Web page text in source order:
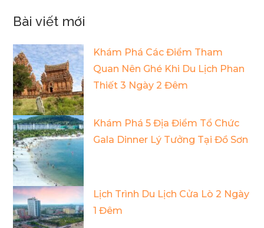
Bài viết mới
Khám Phá Các Điểm Tham
Quan Nên Ghé Khi Du Lịch Phan
Thiết 3 Ngày 2 Đêm
Khám Phá 5 Địa Điểm Tổ Chức
Gala Dinner Lý Tưởng Tại Đồ Sơn
Lịch Trình Du Lịch Cửa Lò 2 Ngày
1 Đêm